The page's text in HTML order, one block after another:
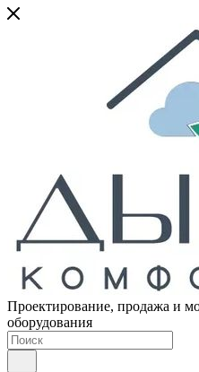
Проектирование, продажа и
оборудования